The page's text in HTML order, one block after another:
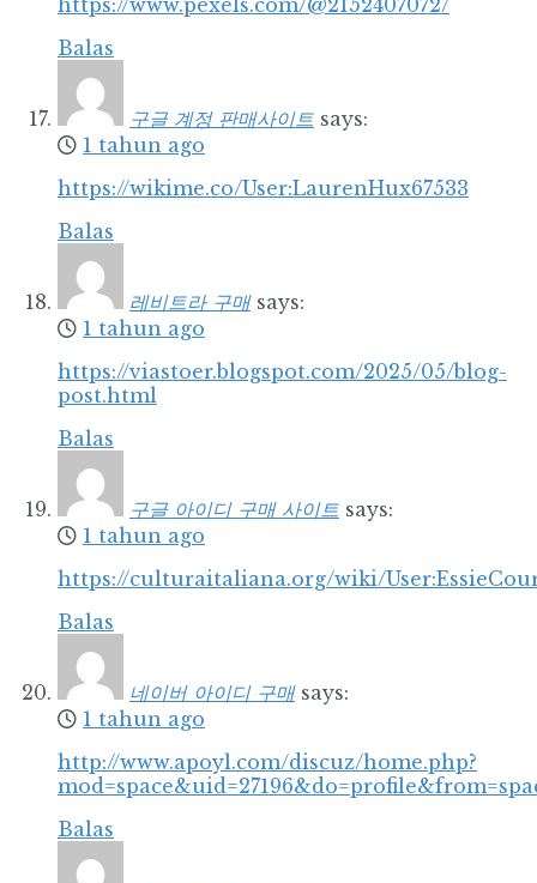
https://www.pexels.com/@2152407072/
Balas
구글 계정 판매사이트 says:
1 tahun ago
https://wikime.co/User:LaurenHux67533
Balas
레비트라 구매 says:
1 tahun ago
https://viastoer.blogspot.com/2025/05/blog-
post.html
Balas
구글 아이디 구매 사이트 says:
1 tahun ago
https://culturaitaliana.org/wiki/
Balas
네이버 아이디 구매 says:
1 tahun ago
http://www.apoyl.com/discuz/home.php?
Balas